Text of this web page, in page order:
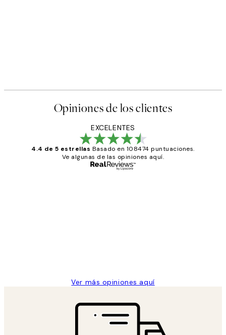
Opiniones de los clientes
EXCELENTES
4.4 de 5 estrellas Basado en 108474 puntuaciones.
Ve algunas de las opiniones aquí.
Ver más opiniones aquí